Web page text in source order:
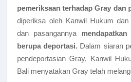
pemeriksaan terhadap Gray dan
diperiksa oleh Kanwil Hukum
dan pasangannya
berupa deportasi. Dalam siaran
pendeportasian Gray, Kanwil
Bali menyatakan Gray telah